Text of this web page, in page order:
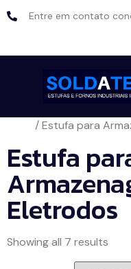
Entre em contato
/ Estufa para
Estufa
Eletrodos
Showing all 7 results